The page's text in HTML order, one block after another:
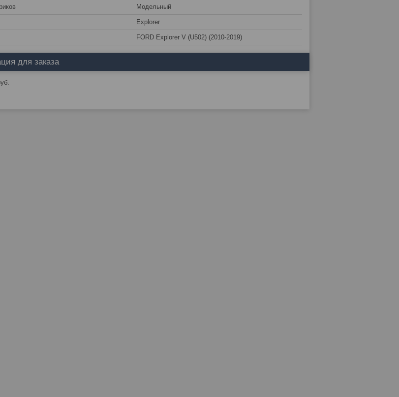
Модельный
Explorer
FORD Explorer V (U502) (2010-2019)
для заказа